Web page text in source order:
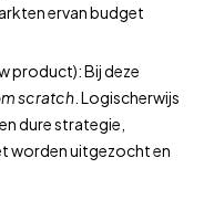
ervan budget
product): Bij deze
scratch . Logischerwijs
dure strategie,
worden uitgezocht en